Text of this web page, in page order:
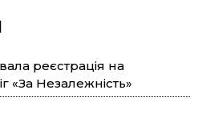
реєстрація на
«За Незалежність»